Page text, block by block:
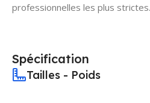
professionnelles les plus strictes.
Spécification
Tailles - Poids